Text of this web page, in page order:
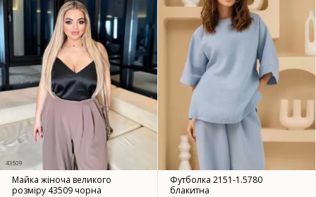
Майка жіноча великого
розміру 43509 чорна
Футболка 2151-1.5780
блакитна